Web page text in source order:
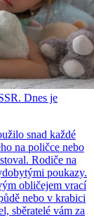
Dnes je
snad každé
na poličce nebo
Rodiče na
poukazy.
obličejem vrací
nebo v krabici
sběratelé vám za